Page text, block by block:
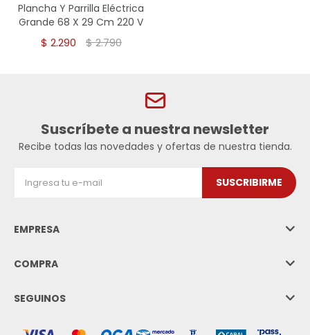
Plancha Y Parrilla Eléctrica
Grande 68 X 29 Cm 220 V
$ 2.290 $2.790
Suscríbete a nuestra newsletter
Recibe todas las novedades y ofertas de nuestra tienda.
SUSCRIBIRME
EMPRESA
COMPRA
SEGUINOS